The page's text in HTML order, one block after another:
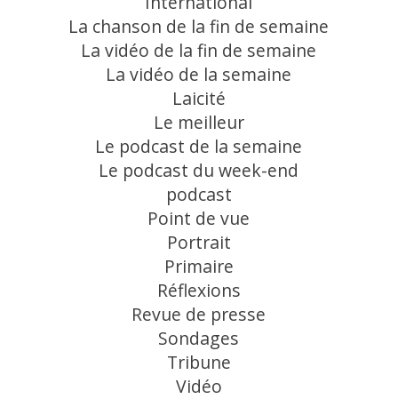
La chanson de la fin de semaine
La vidéo de la fin de semaine
La vidéo de la semaine
Laicité
Le meilleur
Le podcast de la semaine
Le podcast du week-end
podcast
Point de vue
Portrait
Primaire
Réflexions
Revue de presse
Sondages
Tribune
Vidéo